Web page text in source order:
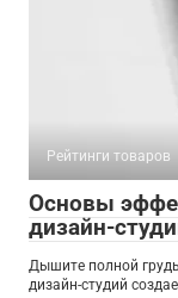
Рейтинги товаров
Основы
дизайн-
Дышите полной
дизайн-студий